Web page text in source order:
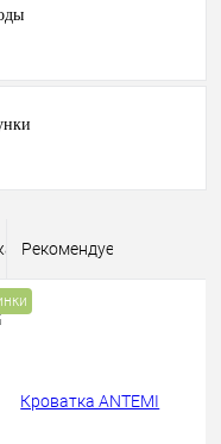
Рекомендуем